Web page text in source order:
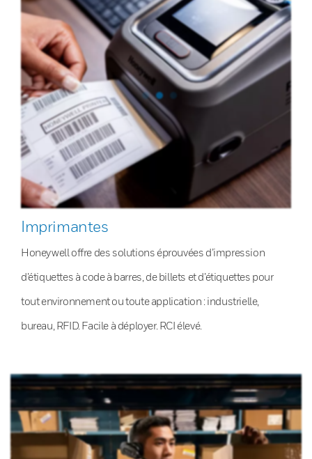
Imprimantes
Honeywell offre des solutions éprouvées d’impression
d’étiquettes à code à barres, de billets et d’étiquettes pour
tout environnement ou toute application : industrielle,
bureau, RFID. Facile à déployer. RCI élevé.